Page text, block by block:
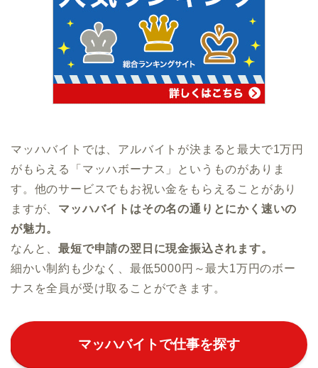
マッハバイトでは、アルバイトが決まると最大で1万円
がもらえる「マッハボーナス」というものがありま
す。他のサービスでもお祝い金をもらえることがあり
ますが、 マッハバイトはその名の通りとにかく速いの
が魅力。
なんと、最短で申請の翌日に現金振込されます。
細かい制約も少なく、最低5000円～最大1万円のボー
ナスを全員が受け取ることができます。
マッハバイトで仕事を探す